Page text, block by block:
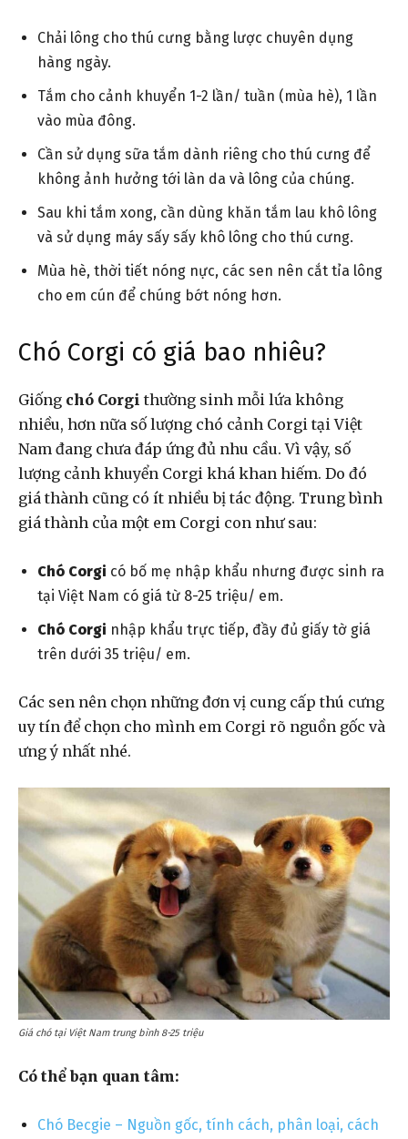
Chải lông cho thú cưng bằng lược chuyên dụng
hàng ngày.
Tắm cho cảnh khuyển 1-2 lần/ tuần (mùa hè), 1 lần
vào mùa đông.
Cần sử dụng sữa tắm dành riêng cho thú cưng để
không ảnh hưởng tới làn da và lông của chúng.
Sau khi tắm xong, cần dùng khăn tắm lau khô lông
và sử dụng máy sấy sấy khô lông cho thú cưng.
Mùa hè, thời tiết nóng nực, các sen nên cắt tỉa lông
cho em cún để chúng bớt nóng hơn.
Chó Corgi có giá bao nhiêu?
Giống chó Corgi thường sinh mỗi lứa không
nhiều, hơn nữa số lượng chó cảnh Corgi tại Việt
Nam đang chưa đáp ứng đủ nhu cầu. Vì vậy, số
lượng cảnh khuyển Corgi khá khan hiếm. Do đó
giá thành cũng có ít nhiều bị tác động. Trung bình
giá thành của một em Corgi con như sau:
Chó Corgi có bố mẹ nhập khẩu nhưng được sinh ra
tại Việt Nam có giá từ 8-25 triệu/ em.
Chó Corgi nhập khẩu trực tiếp, đầy đủ giấy tờ giá
trên dưới 35 triệu/ em.
Các sen nên chọn những đơn vị cung cấp thú cưng
uy tín để chọn cho mình em Corgi rõ nguồn gốc và
ưng ý nhất nhé.
Giá chó tại Việt Nam trung bình 8-25 triệu
Có thể bạn quan tâm:
Chó Becgie – Nguồn gốc, tính cách, phân loại, cách